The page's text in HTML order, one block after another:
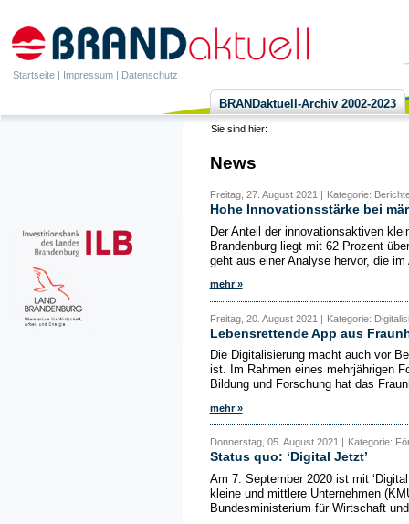
Startseite | Impressum | Datenschutz
BRANDaktuell-Archiv 2002-2023
Sie sind hier:
News
Freitag, 27. August 2021 | Kategorie:
Hohe Innovationsstärke bei
Der Anteil der innovationsaktiven
Brandenburg liegt mit 62 Prozent
geht aus einer Analyse hervor, die
mehr »
Freitag, 20. August 2021 | Kategorie:
Lebensrettende App aus
Die Digitalisierung macht auch vor
ist. Im Rahmen eines mehrjährigen
Bildung und Forschung hat das
mehr »
Donnerstag, 05. August 2021 | Kategorie:
Status quo: ‘Digital Jetzt’
Am 7. September 2020 ist mit
kleine und mittlere Unternehmen
Bundesministerium für Wirtschaft